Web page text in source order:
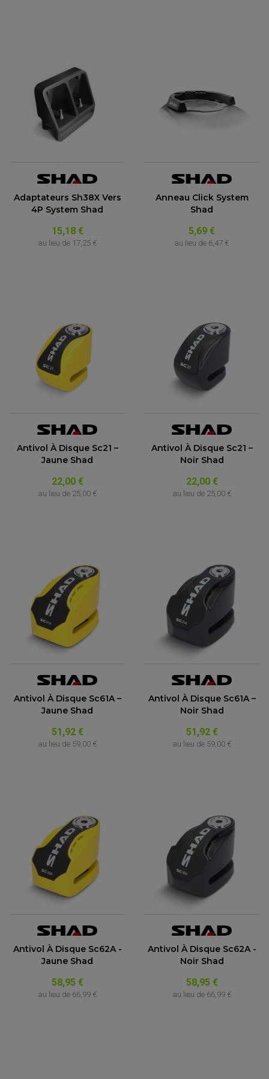
Adaptateurs Sh38X Vers
4P System Shad
15,18 €
au lieu de 17,25 €
Anneau Click System
Shad
5,69 €
au lieu de 6,47 €
Antivol À Disque Sc21 –
Jaune Shad
22,00 €
au lieu de 25,00 €
Antivol À Disque Sc21 –
Noir Shad
22,00 €
au lieu de 25,00 €
Antivol À Disque Sc61A –
Jaune Shad
51,92 €
au lieu de 59,00 €
Antivol À Disque Sc61A –
Noir Shad
51,92 €
au lieu de 59,00 €
Antivol À Disque Sc62A -
Jaune Shad
58,95 €
au lieu de 66,99 €
Antivol À Disque Sc62A -
Noir Shad
58,95 €
au lieu de 66,99 €